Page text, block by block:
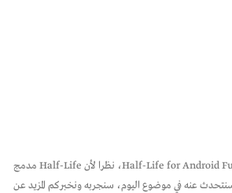
قم بتنزيل وتثبيت Half-Life for Android Full Version، نظرا لأن Half-Life مدمج
عنه في موضوع اليوم، سنجربه ونخبركم المزيد عن